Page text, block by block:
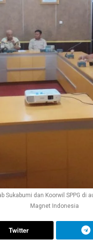
Sukabumi dan Koorwil SPPG di
Magnet Indonesia
Twitter